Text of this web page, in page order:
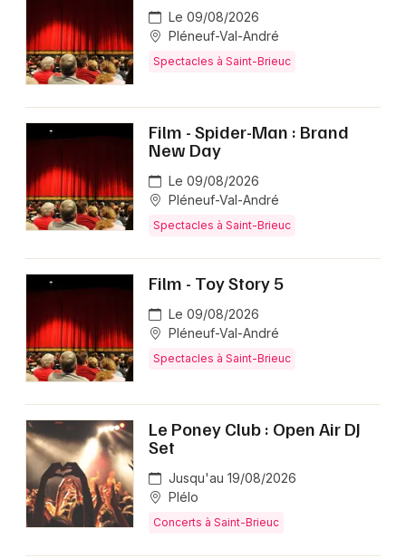
Le 09/08/2026
Pléneuf-Val-André
Spectacles à Saint-Brieuc
Film - Spider-Man : Brand
New Day
Le 09/08/2026
Pléneuf-Val-André
Spectacles à Saint-Brieuc
Film - Toy Story 5
Le 09/08/2026
Pléneuf-Val-André
Spectacles à Saint-Brieuc
Le Poney Club : Open Air DJ
Set
Jusqu'au 19/08/2026
Plélo
Concerts à Saint-Brieuc